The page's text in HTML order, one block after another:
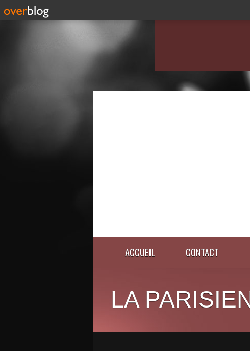
ACCUEIL CONTACT
LA